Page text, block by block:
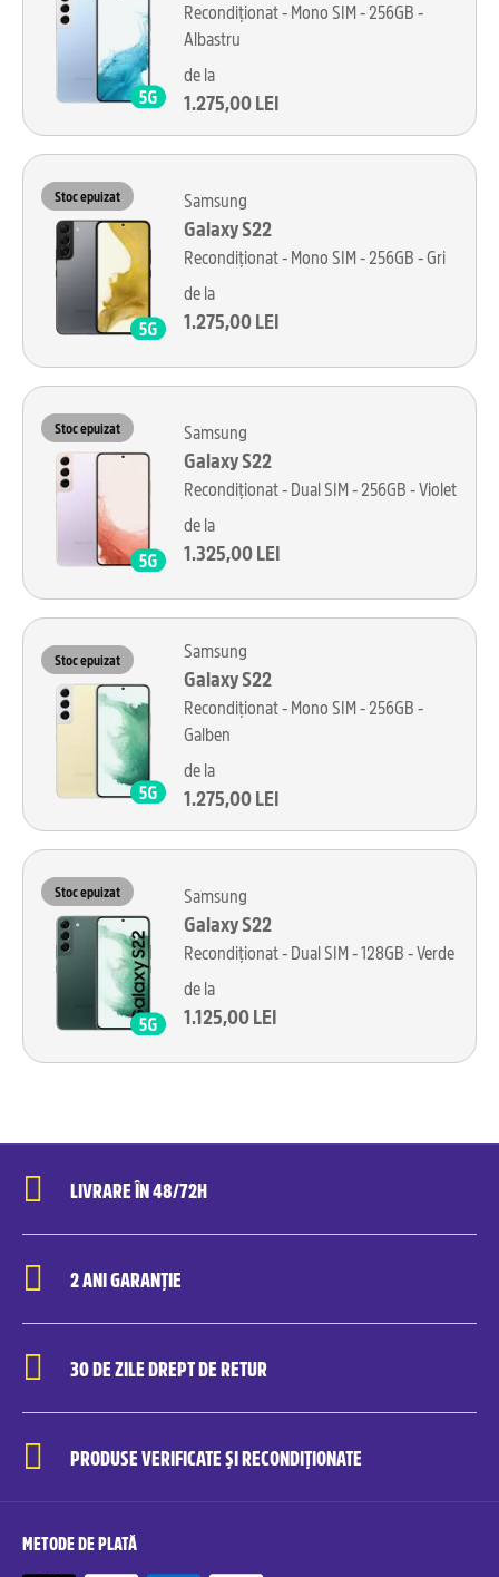
Recondiționat - Mono SIM - 256GB -
Albastru
de la
1.275,00 LEI
Stoc epuizat Samsung
Galaxy S22
Recondiționat - Mono SIM - 256GB - Gri
de la
1.275,00 LEI
Stoc epuizat Samsung
Galaxy S22
Recondiționat - Dual SIM - 256GB - Violet
de la
1.325,00 LEI
Stoc epuizat Samsung
Galaxy S22
Recondiționat - Mono SIM - 256GB -
Galben
de la
1.275,00 LEI
Stoc epuizat Samsung
Galaxy S22
Recondiționat - Dual SIM - 128GB - Verde
de la
1.125,00 LEI
LIVRARE ÎN 48/72H
2 ANI GARANȚIE
30 DE ZILE DREPT DE RETUR
PRODUSE VERIFICATE ȘI RECONDIȚIONATE
METODE DE PLATĂ